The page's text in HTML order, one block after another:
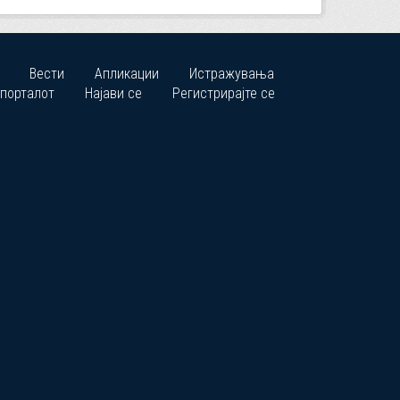
Вести Апликации
Истражувања
Најави се Регистрирајте се